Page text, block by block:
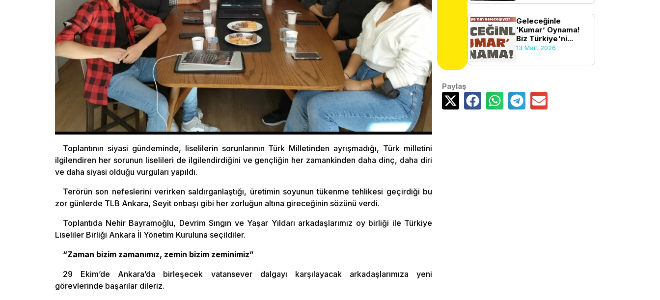
Toplantının siyasi gündeminde, liselilerin sorunlarının Türk Milletinden ayrışmadığı, Türk milletini
ilgilendiren her sorunun liselileri de ilgilendirdiğini ve gençliğin her zamankinden daha dinç, daha diri
ve daha siyasi olduğu vurguları yapıldı.
Terörün son nefeslerini verirken saldırganlaştığı, üretimin soyunun tükenme tehlikesi geçirdiği bu
zor günlerde TLB Ankara, Seyit onbaşı gibi her zorluğun altına gireceğinin sözünü verdi.
Toplantıda Nehir Bayramoğlu, Devrim Sıngın ve Yaşar Yıldarı arkadaşlarımız oy birliği ile Türkiye
Liseliler Birliği Ankara İl Yönetim Kuruluna seçildiler.
“Zaman bizim zamanımız, zemin bizim zeminimiz”
29 Ekim’de Ankara’da birleşecek vatansever dalgayı karşılayacak arkadaşlarımıza yeni
görevlerinde başarılar dileriz.
Geleceğinle
‘Kumar’ Oynama!
Biz Türkiye'ni...
13 Mart 2026
Paylaş